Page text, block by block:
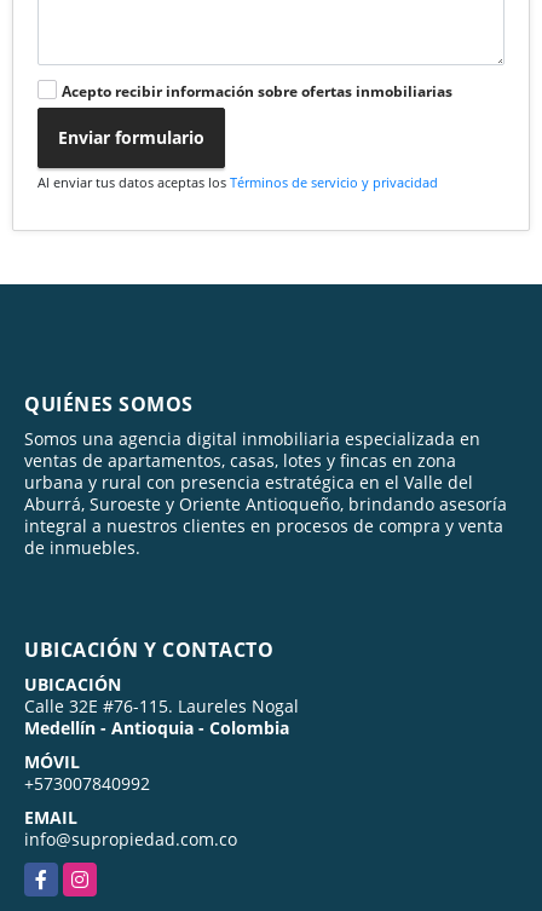
Acepto recibir información sobre ofertas inmobiliarias
Enviar formulario
Al enviar tus datos aceptas los Términos de servicio y privacidad
QUIÉNES SOMOS
Somos una agencia digital inmobiliaria especializada en
ventas de apartamentos, casas, lotes y fincas en zona
urbana y rural con presencia estratégica en el Valle del
Aburrá, Suroeste y Oriente Antioqueño, brindando asesoría
integral a nuestros clientes en procesos de compra y venta
de inmuebles.
UBICACIÓN Y CONTACTO
UBICACIÓN
Calle 32E #76-115. Laureles Nogal
Medellín - Antioquia - Colombia
MÓVIL
+573007840992
EMAIL
info@supropiedad.com.co
FacebookInstagram